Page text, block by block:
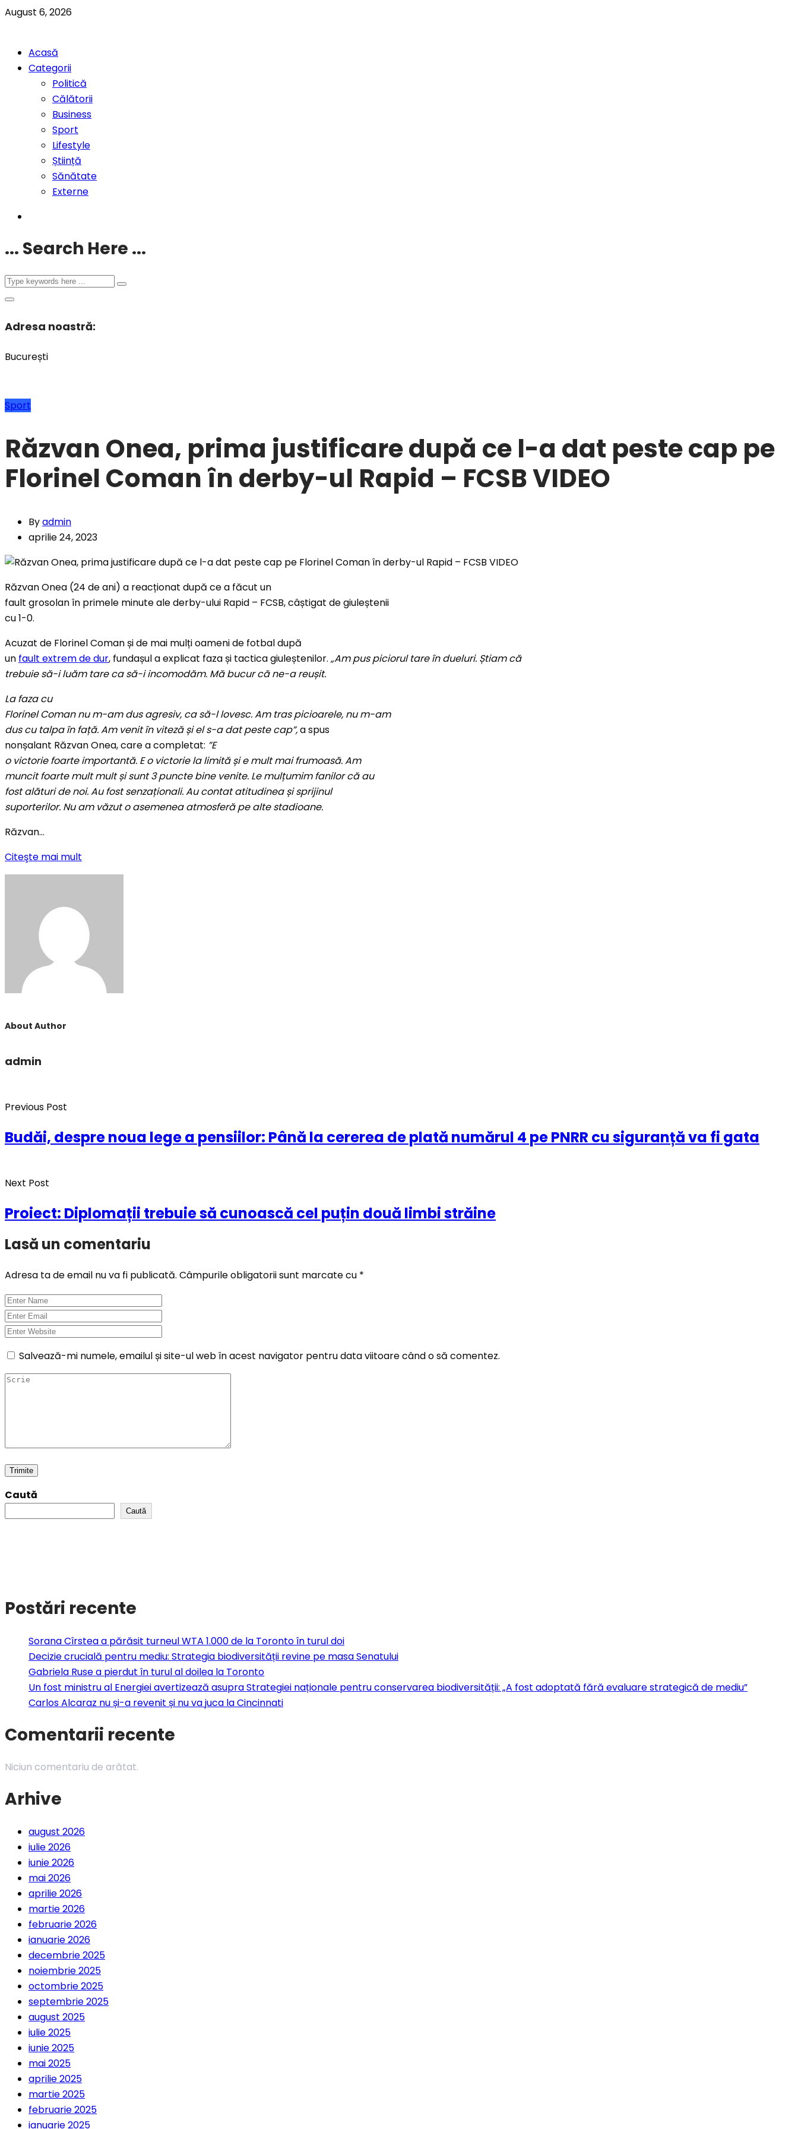
August 6, 2026
Acasă
Categorii
Politică
Călătorii
Business
Sport
Lifestyle
Știință
Sănătate
Externe
... Search Here ...
Adresa noastră:
București
Sport
Răzvan Onea, prima justificare după ce l-a dat peste cap pe
Florinel Coman în derby-ul Rapid – FCSB VIDEO
Byadmin
aprilie 24, 2023
Răzvan Onea (24 de ani) a reacționat după ce a făcut un
fault grosolan în primele minute ale derby-ului Rapid – FCSB, câștigat de giuleștenii
cu 1-0.
Acuzat de Florinel Coman și de mai mulți oameni de fotbal după
un fault extrem de dur, fundașul a explicat faza și tactica giuleștenilor. „Am pus piciorul tare în dueluri. Știam că
trebuie să-i luăm tare ca să-i incomodăm. Mă bucur că ne-a reușit.
La faza cu
Florinel Coman nu m-am dus agresiv, ca să-l lovesc. Am tras picioarele, nu m-am
dus cu talpa în față. Am venit în viteză și el s-a dat peste cap”,a spus
nonșalant Răzvan Onea, care a completat: ”E
o victorie foarte importantă. E o victorie la limită și e mult mai frumoasă. Am
muncit foarte mult mult și sunt 3 puncte bine venite. Le mulțumim fanilor că au
fost alături de noi. Au fost senzaționali. Au contat atitudinea și sprijinul
suporterilor. Nu am văzut o asemenea atmosferă pe alte stadioane.
Răzvan…
Citeşte mai mult
About Author
admin
Previous Post
Budăi, despre noua lege a pensiilor: Până la cererea de plată numărul 4 pe PNRR cu siguranță va fi gata
Next Post
Proiect: Diplomații trebuie să cunoască cel puțin două limbi străine
Lasă un comentariu
Adresa ta de email nu va fi publicată. Câmpurile obligatorii sunt marcate cu *
Salvează-mi numele, emailul și site-ul web în acest navigator pentru data viitoare când o să comentez.
Caută
Caută
Postări recente
Sorana Cîrstea a părăsit turneul WTA 1.000 de la Toronto în turul doi
Decizie crucială pentru mediu: Strategia biodiversității revine pe masa Senatului
Gabriela Ruse a pierdut în turul al doilea la Toronto
Un fost ministru al Energiei avertizează asupra Strategiei naționale pentru conservarea biodiversității: „A fost adoptată fără evaluare strategică de mediu”
Carlos Alcaraz nu și-a revenit și nu va juca la Cincinnati
Comentarii recente
Niciun comentariu de arătat.
Arhive
august 2026
iulie 2026
iunie 2026
mai 2026
aprilie 2026
martie 2026
februarie 2026
ianuarie 2026
decembrie 2025
noiembrie 2025
octombrie 2025
septembrie 2025
august 2025
iulie 2025
iunie 2025
mai 2025
aprilie 2025
martie 2025
februarie 2025
ianuarie 2025